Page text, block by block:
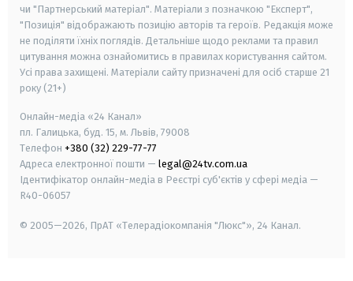
чи "Партнерський матеріал". Матеріали з позначкою "Експерт",
"Позиція" відображають позицію авторів та героїв. Редакція може
не поділяти їхніх поглядів. Детальніше щодо реклами та правил
цитування можна ознайомитись в правилах користування сайтом.
Усі права захищені. Матеріали сайту призначені для осіб старше 21
року (21+)
Онлайн-медіа «24 Канал»
пл. Галицька, буд. 15, м. Львів, 79008
Телефон +380 (32) 229-77-77
Адреса електронної пошти — legal@24tv.com.ua
Ідентифікатор онлайн-медіа в Реєстрі суб'єктів у сфері медіа —
R40-06057
© 2005—2026, ПрАТ «Телерадіокомпанія "Люкс"», 24 Канал.